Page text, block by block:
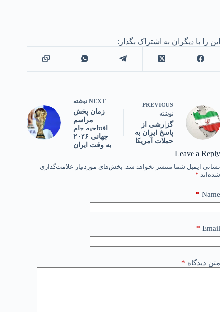
این را با دیگران به اشتراک بگذار:
PREVIOUS
نوشته
گزارشی از
پاسخ ایران به
حملات آمریکا
NEXT نوشته
زمان پخش
مراسم
افتتاحیه جام
جهانی ۲۰۲۶
به وقت ایران
Leave a Reply
نشانی ایمیل شما منتشر نخواهد شد. بخش‌های موردنیاز علامت‌گذاری
شده‌اند *
Name
*
Email
*
متن دیدگاه *